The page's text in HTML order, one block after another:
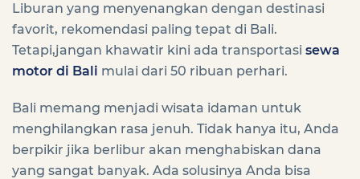
Liburan yang menyenangkan dengan destinasi
favorit, rekomendasi paling tepat di Bali.
Tetapi,jangan khawatir kini ada transportasi sewa
motor di Bali mulai dari 50 ribuan perhari.
Bali memang menjadi wisata idaman untuk
menghilangkan rasa jenuh. Tidak hanya itu, Anda
berpikir jika berlibur akan menghabiskan dana
yang sangat banyak. Ada solusinya Anda bisa